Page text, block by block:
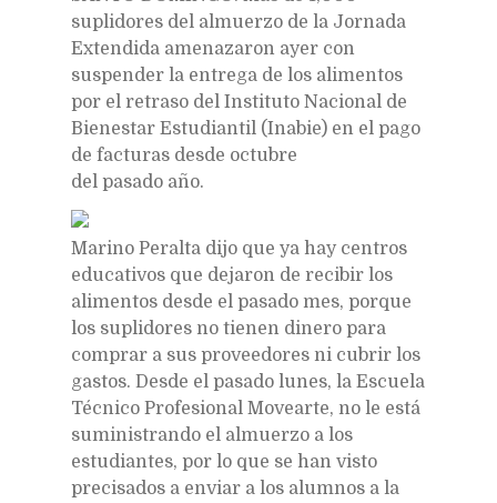
suplidores del almuerzo de la Jornada
Extendida amenazaron ayer con
suspender la entrega de los alimentos
por el retraso del Instituto Nacional de
Bienestar Estudiantil (Inabie) en el pago
de facturas desde octubre
del pasado año.
Marino Peralta dijo que ya hay centros
educativos que dejaron de recibir los
alimentos desde el pasado mes, porque
los suplidores no tienen dinero para
comprar a sus proveedores ni cubrir los
gastos. Desde el pasado lunes, la Escuela
Técnico Profesional Movearte, no le está
suministrando el almuerzo a los
estudiantes, por lo que se han visto
precisados a enviar a los alumnos a la